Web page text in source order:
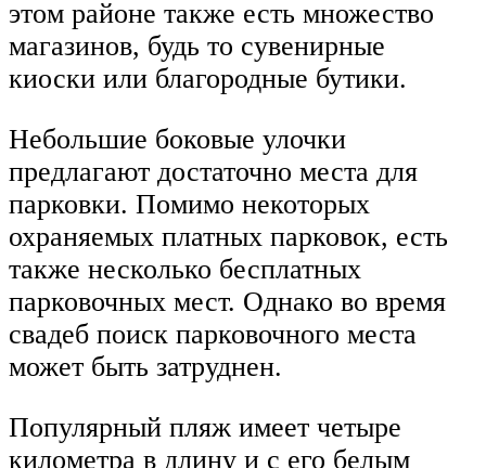
этом районе также есть множество
магазинов, будь то сувенирные
киоски или благородные бутики.
Небольшие боковые улочки
предлагают достаточно места для
парковки. Помимо некоторых
охраняемых платных парковок, есть
также несколько бесплатных
парковочных мест. Однако во время
свадеб поиск парковочного места
может быть затруднен.
Популярный пляж имеет четыре
километра в длину и с его белым